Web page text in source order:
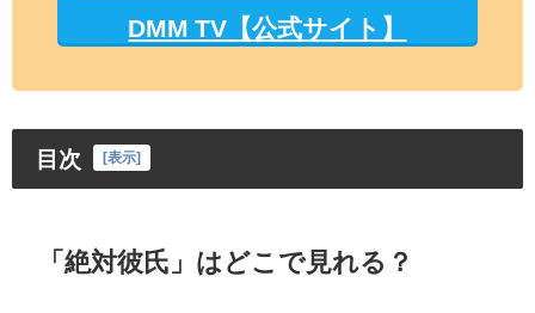
DMM TV【公式サイト】
目次 [表示]
「絶対彼氏」はどこで見れる？